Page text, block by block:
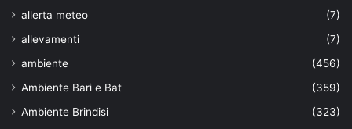
allerta meteo
(7)
allevamenti
(7)
ambiente
(456)
Ambiente Bari e Bat
(359)
Ambiente Brindisi
(323)